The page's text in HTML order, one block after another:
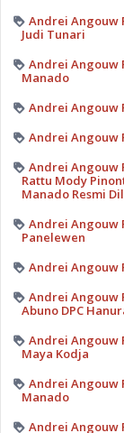
Andrei Angouw
Judi Tunari
Andrei Angouw
Manado
Andrei Angouw
Andrei Angouw
Andrei Angouw
Rattu Mody
Manado Resmi
Andrei Angouw
Panelewen
Andrei Angouw
Andrei Angouw
Abuno DPC
Andrei Angouw
Maya Kodja
Andrei Angouw
Manado
Andrei Angouw